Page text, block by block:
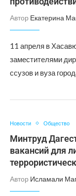
Автор Екатерина
11 апреля в
заместителями
ссузов и вуза
Новости Общество
Минтруд
вакансий для
Автор Исламали